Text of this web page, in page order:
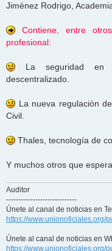
Jiménez Rodrigo,
Contiene, entre
profesional:
La seguridad en
descentralizado.
La nueva regulación
Civil.
Thales, tecnología de
Y muchos otros que
Auditor
-----------------------------
Únete al canal de noticias en
https://www.unionoficiales.org/
Únete al canal de noticias en
https://www.unionoficiales.org/